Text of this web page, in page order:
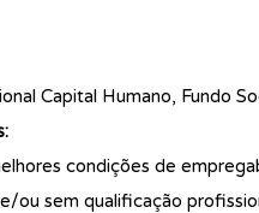
Capital Humano, Fundo
condições de
ou sem qualificação